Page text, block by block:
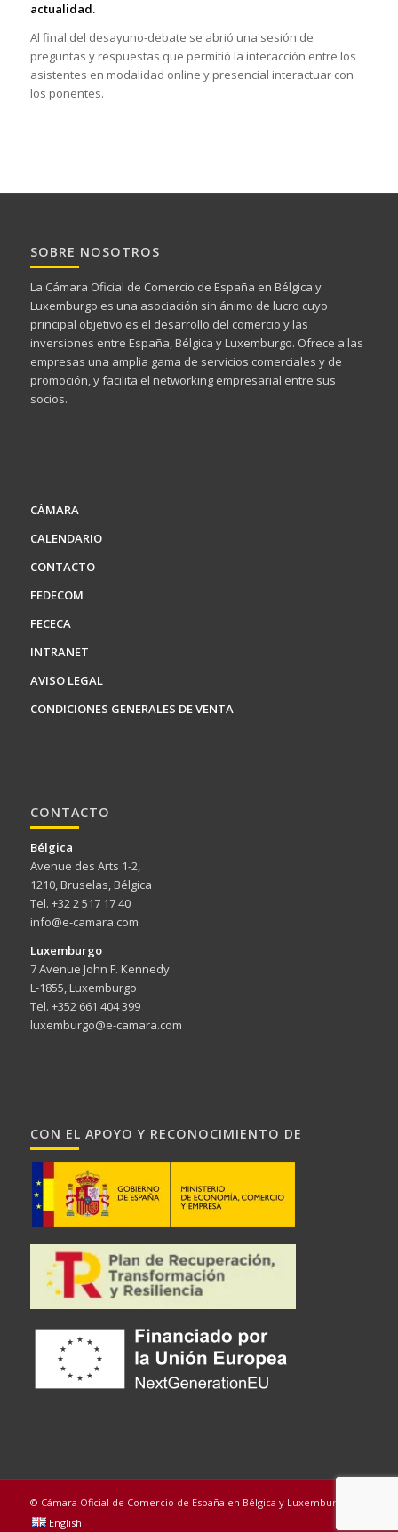
actualidad.
Al final del desayuno-debate se abrió una sesión de
preguntas y respuestas que permitió la interacción entre los
asistentes en modalidad online y presencial interactuar con
los ponentes.
SOBRE NOSOTROS
La Cámara Oficial de Comercio de España en Bélgica y
Luxemburgo es una asociación sin ánimo de lucro cuyo
principal objetivo es el desarrollo del comercio y las
inversiones entre España, Bélgica y Luxemburgo. Ofrece a las
empresas una amplia gama de servicios comerciales y de
promoción, y facilita el networking empresarial entre sus
socios.
CÁMARA
CALENDARIO
CONTACTO
FEDECOM
FECECA
INTRANET
AVISO LEGAL
CONDICIONES GENERALES DE VENTA
CONTACTO
Bélgica
Avenue des Arts 1-2,
1210, Bruselas, Bélgica
Tel. +32 2 517 17 40
info@e-camara.com
Luxemburgo
7 Avenue John F. Kennedy
L-1855, Luxemburgo
Tel. +352 661 404 399
luxemburgo@e-camara.com
CON EL APOYO Y RECONOCIMIENTO DE
© Cámara Oficial de Comercio de España en Bélgica y Luxemburgo
English